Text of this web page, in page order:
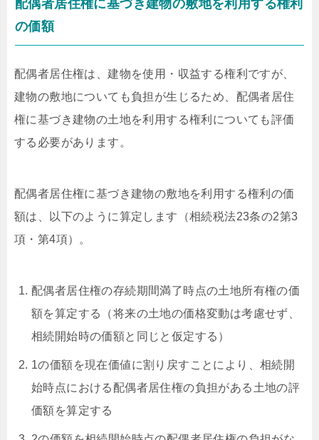
配偶者居住権に基づき建物の敷地を利用する権利
の価額
配偶者居住権は、建物を使用・収益する権利ですが、
建物の敷地についても負担が生じるため、配偶者居住
権に基づき建物の土地を利用する権利についても評価
する必要があります。
配偶者居住権に基づき建物の敷地を利用する権利の価
額は、以下のように算定します（相続税法23条の2第3
項・第4項）。
配偶者居住権の存続期間満了時点の土地所有権の価
額を算定する（将来の土地の価格変動は考慮せず、
相続開始時の価額と同じと仮定する）
1の価額を現在価値に割り戻すことにより、相続開
始時点における配偶者居住権の負担がある土地の評
価額を算定する